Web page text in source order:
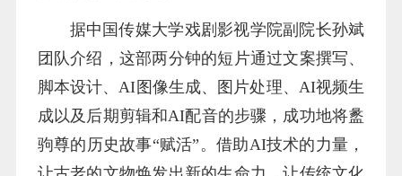
据中国传媒大学戏剧影视学院副院长孙斌
团队介绍，这部两分钟的短片通过文案撰写、
脚本设计、AI图像生成、图片处理、AI视频生
成以及后期剪辑和AI配音的步骤，成功地将盠
驹尊的历史故事“赋活”。借助AI技术的力量，